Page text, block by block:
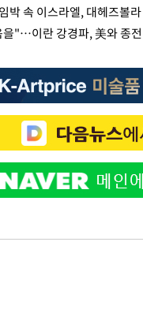
박 속 이스라엘, 대헤즈볼
"…이란 강경파, 美와 종전